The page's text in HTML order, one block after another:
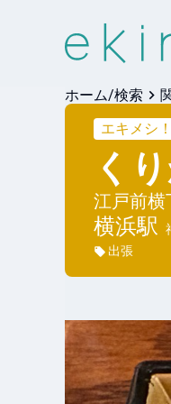
ホーム/検索
エキメシ！
く
江戸前横
横浜駅
出張